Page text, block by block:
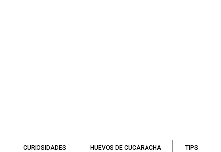
CURIOSIDADES HUEVOS DE CUCARACHA TIPS